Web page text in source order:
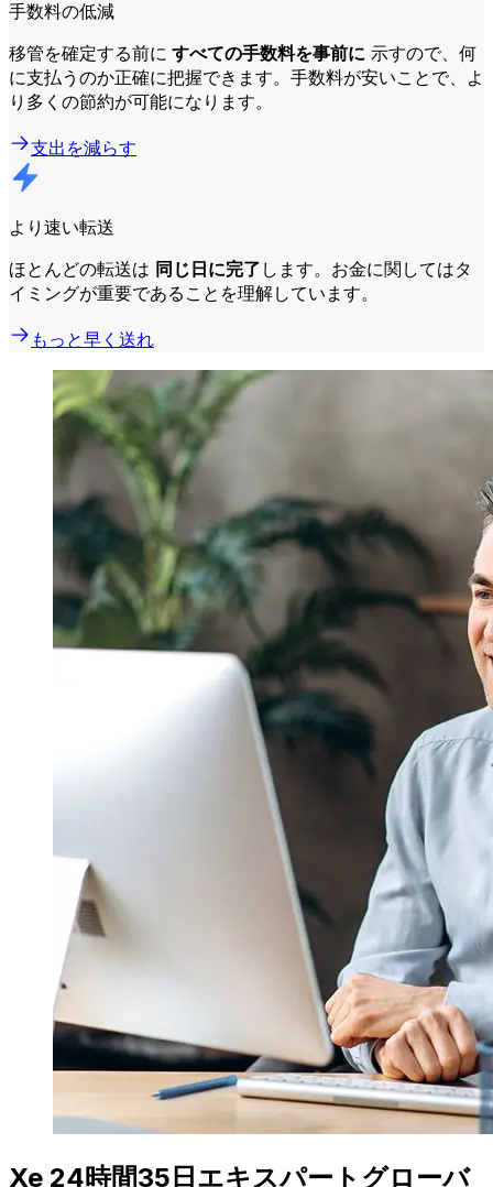
手数料の低減
移管を確定する前に すべての手数料を事前に 示すので、何
に支払うのか正確に把握できます。手数料が安いことで、よ
り多くの節約が可能になります。
支出を減らす
より速い転送
ほとんどの転送は 同じ日に完了 します。お金に関してはタ
イミングが重要であることを理解しています。
もっと早く送れ
Xe 24時間35日エキスパートグローバ